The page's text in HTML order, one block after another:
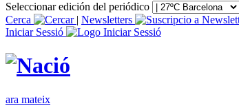
Seleccionar edición del periódico
Cerca
| Newsletters
Iniciar Sessió
ara mateix